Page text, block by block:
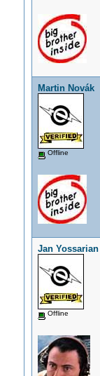
Martin Novák
Offline
Jan Yossarian
Offline